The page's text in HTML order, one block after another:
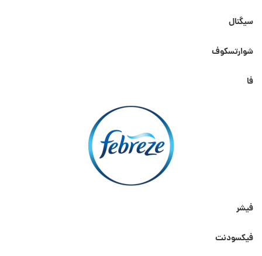
سیگنال
شوارتسکوف
فا
فیشر
فیکسودنت